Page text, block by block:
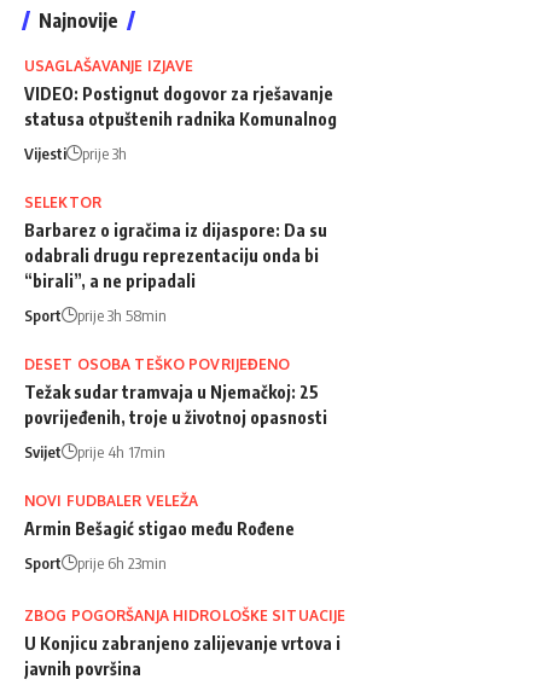
Najnovije
USAGLAŠAVANJE IZJAVE
VIDEO: Postignut dogovor za rješavanje
statusa otpuštenih radnika Komunalnog
Vijesti prije 3h
SELEKTOR
Barbarez o igračima iz dijaspore: Da su
odabrali drugu reprezentaciju onda bi
“birali”, a ne pripadali
Sport prije 3h 58min
DESET OSOBA TEŠKO POVRIJEĐENO
Težak sudar tramvaja u Njemačkoj: 25
povrijeđenih, troje u životnoj opasnosti
Svijet prije 4h 17min
NOVI FUDBALER VELEŽA
Armin Bešagić stigao među Rođene
Sport prije 6h 23min
ZBOG POGORŠANJA HIDROLOŠKE SITUACIJE
U Konjicu zabranjeno zalijevanje vrtova i
javnih površina